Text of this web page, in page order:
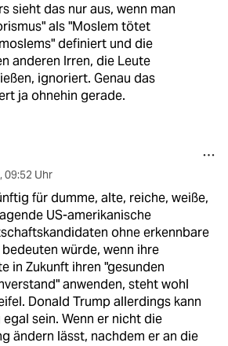
sieht das nur aus, wenn man
als "Moslem tötet
definiert und die
anderen Irren, die Leute
ignoriert. Genau das
ja ohnehin gerade.
, 09:52 Uhr
für dumme, alte, reiche, weiße,
US-amerikanische
ohne erkennbare
würde, wenn ihre
in Zukunft ihren "gesunden
anwenden, steht wohl
Donald Trump allerdings kann
sein. Wenn er nicht die
ändern lässt, nachdem er an die